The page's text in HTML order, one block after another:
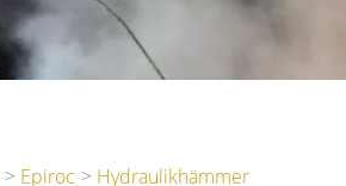
Epiroc Hydraulikhämmer